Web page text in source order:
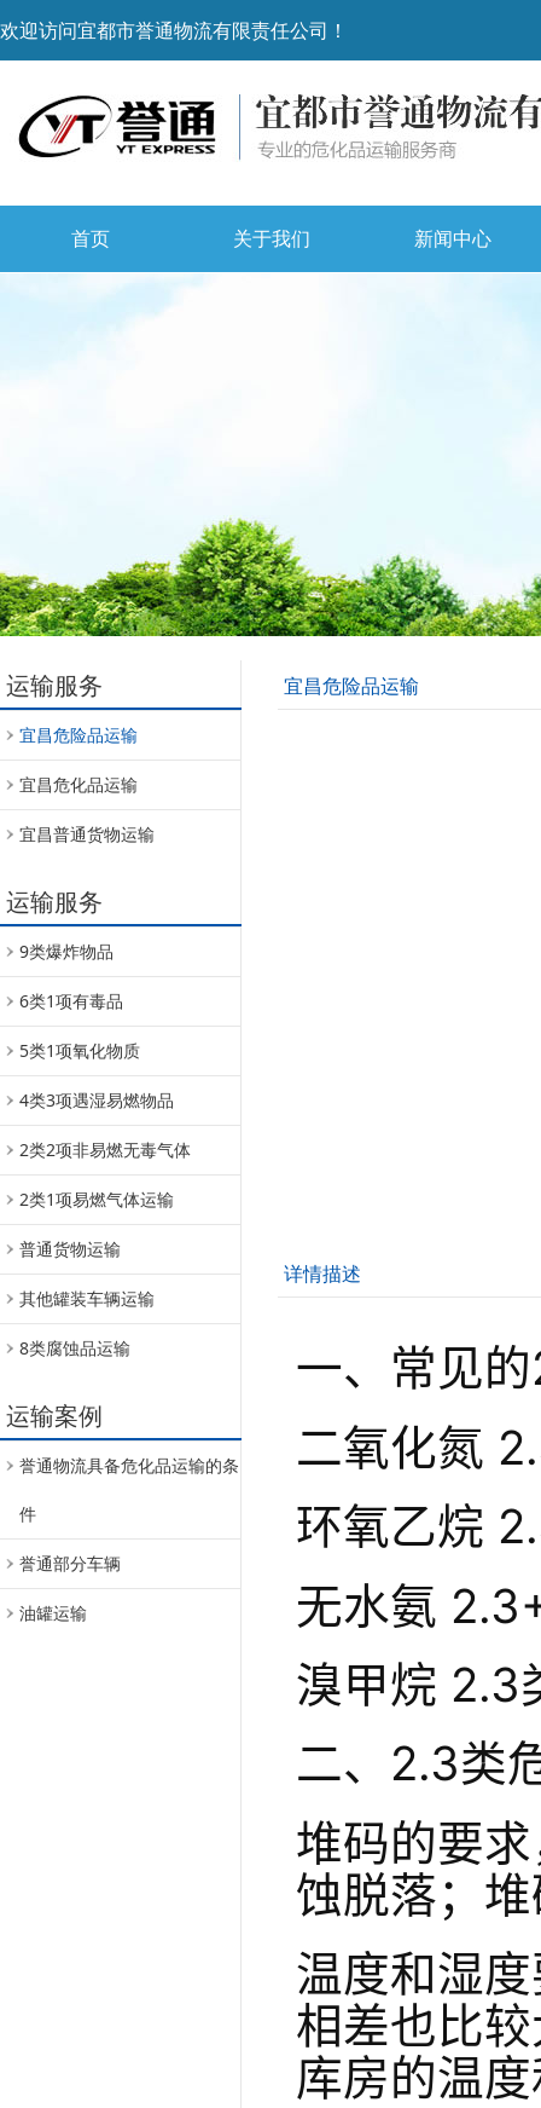
欢迎访问宜都市誉通物流有限责任公司！
首页 关于我们 新闻中心
运输服务
宜昌危险品运输
宜昌危化品运输
宜昌普通货物运输
运输服务
9类爆炸物品
6类1项有毒品
5类1项氧化物质
4类3项遇湿易燃物品
2类2项非易燃无毒气体
2类1项易燃气体运输
普通货物运输
其他罐装车辆运输
8类腐蚀品运输
运输案例
誉通物流具备危化品运输的条
件
誉通部分车辆
油罐运输
宜昌危险品运输
详情描述
一、常见
二氧化氮
环氧乙烷
无水氨
溴甲烷 2.3
二、2.3类
堆码的要
蚀脱落；
温度和湿
相差也比
库房的温